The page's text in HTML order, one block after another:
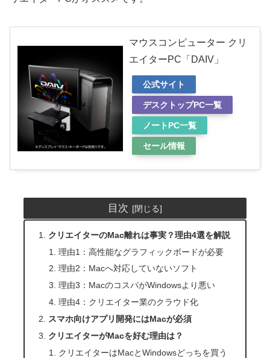
マウスコンピューター クリ
エイターPC「DAIV」
公式サイト
デスクトップPC一覧
ノートPC一覧
セール情報
目次
クリエイターのMac離れは事実？理由4選を解説
理由1：高性能なグラフィックボードが必要
理由2：Macへ対応していないソフト
理由3：MacのコスパがWindowsより悪い
理由4：クリエイター業のクラウド化
スマホ向けアプリ開発にはMacが必須
クリエイターがMacを好む理由は？
クリエイターはMacとWindowsどっちを買う